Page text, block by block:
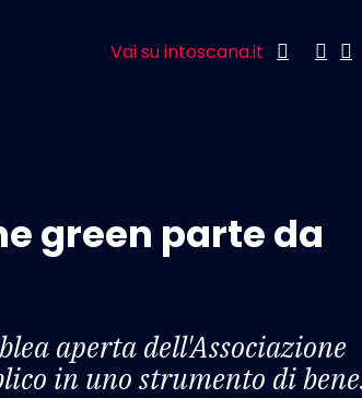
Vai su intoscana.it
green parte da
aperta dell'Associazione
in uno strumento di